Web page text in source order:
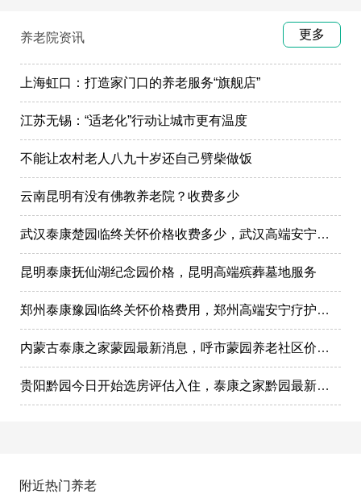
养老院资讯 更多
上海虹口：打造家门口的养老服务“旗舰店”
江苏无锡：“适老化”行动让城市更有温度
不能让农村老人八九十岁还自己劈柴做饭
云南昆明有没有佛教养老院？收费多少
武汉泰康楚园临终关怀价格收费多少，武汉高端安宁疗护，高端殡仪一条龙服务
昆明泰康抚仙湖纪念园价格，昆明高端殡葬墓地服务
郑州泰康豫园临终关怀价格费用，郑州高端安宁疗护在哪里
内蒙古泰康之家蒙园最新消息，呼市蒙园养老社区价格表
贵阳黔园今日开始选房评估入住，泰康之家黔园最新动态
附近热门养老